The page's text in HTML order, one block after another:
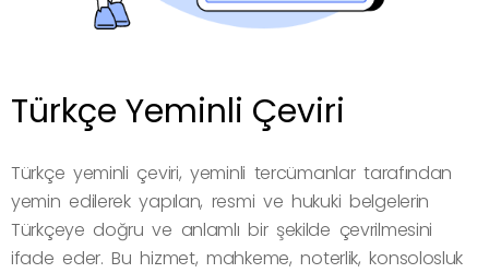
Türkçe Yeminli Çeviri
Türkçe yeminli çeviri, yeminli tercümanlar tarafından
yemin edilerek yapılan, resmi ve hukuki belgelerin
Türkçeye doğru ve anlamlı bir şekilde çevrilmesini
ifade eder. Bu hizmet, mahkeme, noterlik, konsolosluk